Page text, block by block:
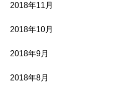
2018年11月
2018年10月
2018年9月
2018年8月